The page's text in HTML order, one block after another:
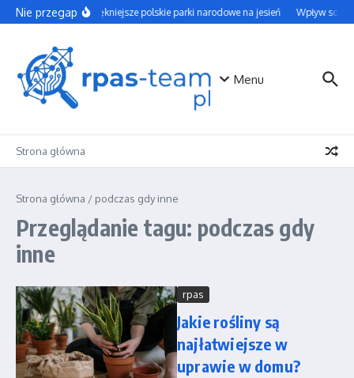
Przejdź do treści
Nie przegapNajpiękniejsze polskie parki narodowe na jesień Wpływ
Menu
Strona główna
Strona główna / podczas gdy inne
Przeglądanie tagu: podczas gdy
inne
rpas
Jakie rośliny są
najłatwiejsze w
uprawie w domu?